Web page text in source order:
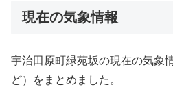
現在の気象情報
宇治田原町緑苑坂の現在の気象
ど）をまとめました。